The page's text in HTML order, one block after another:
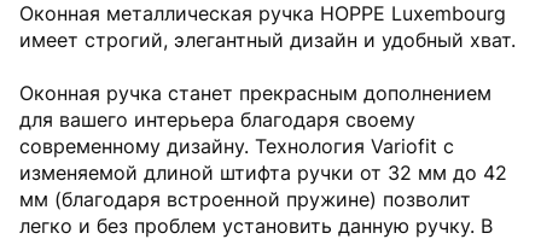
Оконная металлическая ручка HOPPE Luxembourg
имеет строгий, элегантный дизайн и удобный хват.
Оконная ручка станет прекрасным дополнением
для вашего интерьера благодаря своему
современному дизайну. Технология Variofit с
изменяемой длиной штифта ручки от 32 мм до 42
мм (благодаря встроенной пружине) позволит
легко и без проблем установить данную ручку. В